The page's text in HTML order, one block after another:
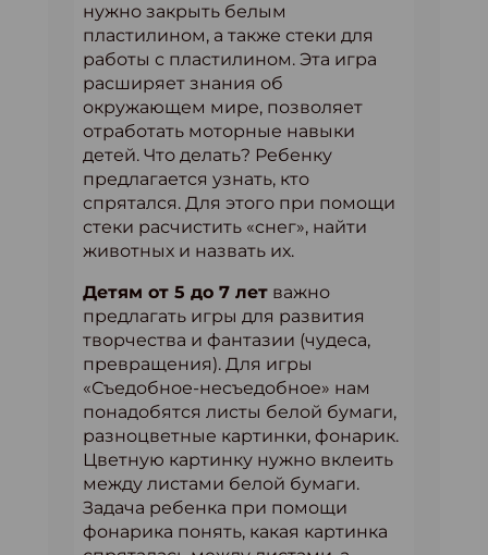
нужно закрыть белым
пластилином, а также стеки для
работы с пластилином. Эта игра
расширяет знания об
окружающем мире, позволяет
отработать моторные навыки
детей. Что делать? Ребенку
предлагается узнать, кто
спрятался. Для этого при помощи
стеки расчистить «снег», найти
животных и назвать их.
Детям от 5 до 7 лет важно
предлагать игры для развития
творчества и фантазии (чудеса,
превращения). Для игры
«Съедобное-несъедобное» нам
понадобятся листы белой бумаги,
разноцветные картинки, фонарик.
Цветную картинку нужно вклеить
между листами белой бумаги.
Задача ребенка при помощи
фонарика понять, какая картинка